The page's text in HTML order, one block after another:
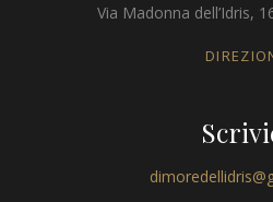
Via Madonna dell’Idris,